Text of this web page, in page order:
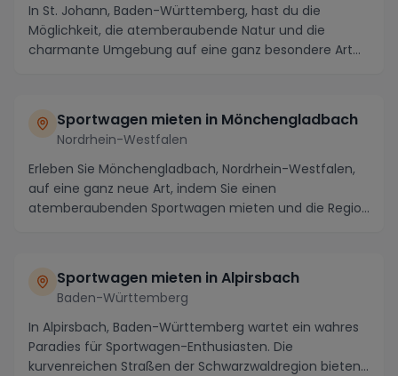
In St. Johann, Baden-Württemberg, hast du die
Möglichkeit, die atemberaubende Natur und die
charmante Umgebung auf eine ganz besondere Art
Sportwagen mieten in Mönchengladbach
Nordrhein-Westfalen
Erleben Sie Mönchengladbach, Nordrhein-Westfalen,
auf eine ganz neue Art, indem Sie einen
atemberaubenden Sportwagen mieten und die Region
Sportwagen mieten in Alpirsbach
Baden-Württemberg
In Alpirsbach, Baden-Württemberg wartet ein wahres
Paradies für Sportwagen-Enthusiasten. Die
kurvenreichen Straßen der Schwarzwaldregion bieten